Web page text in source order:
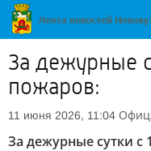
За дежурные
пожаров:
11 июня 2026, 11:04
За дежурные сутки с